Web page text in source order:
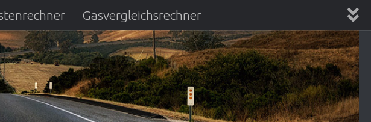
Gasvergleichsrechner
Kreditvergleichsrechner